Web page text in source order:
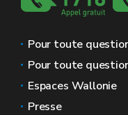
Pour toute
Pour toute
Espaces Wallonie
Presse